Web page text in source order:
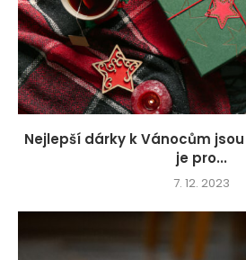
Nejlepší dárky k Vánocům
je pro...
7. 12. 2023